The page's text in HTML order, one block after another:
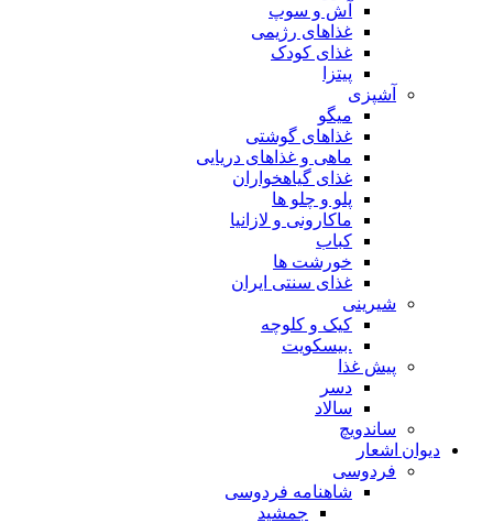
آش و سوپ
غذاهای رژیمی
غذای کودک
پیتزا
آشپزی
میگو
غذاهای گوشتی
ماهی و غذاهای دریایی
غذای گیاهخواران
پلو و چلو ها
ماکارونی و لازانیا
کباب
خورشت ها
غذای سنتی ایران
شیرینی
کیک و کلوچه
.بیسکویت
پیش غذا
دسر
سالاد
ساندویچ
دیوان اشعار
فردوسی
شاهنامه فردوسی
جمشید